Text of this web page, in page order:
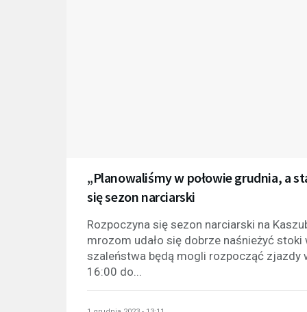
„Planowaliśmy w połowie grudnia, a
się sezon narciarski
Rozpoczyna się sezon narciarski na
mrozom udało się dobrze naśnieżyć stoki
szaleństwa będą mogli rozpocząć zjazdy
16:00 do...